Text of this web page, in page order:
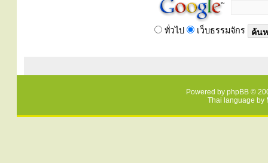
ทั่วไป เว็บธรรมจักร
Powered by phpBB ©
Thai language by